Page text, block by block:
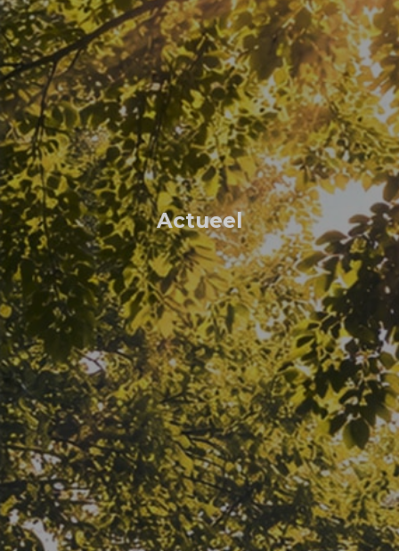
Actueel